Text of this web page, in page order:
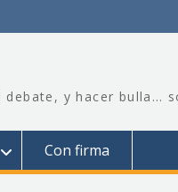
y hacer bulla…
Con firma